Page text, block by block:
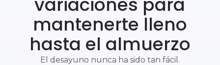
mantenerte lleno
hasta el almuerzo
El desayuno nunca ha sido tan fácil.